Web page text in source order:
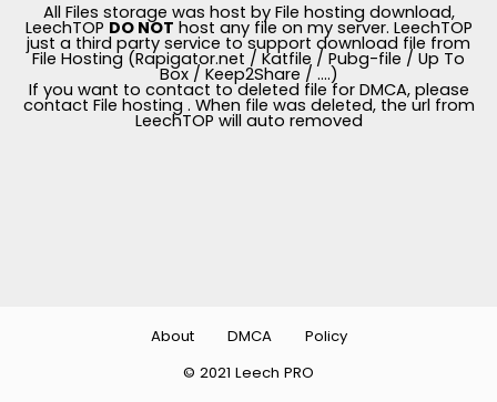
All Files storage was host by File hosting download,
LeechTOP DO NOT host any file on my server. LeechTOP
just a third party service to support download file from
File Hosting (Rapigator.net / Katfile / Pubg-file / Up To
Box / Keep2Share / ....)
If you want to contact to deleted file for DMCA, please
contact File hosting . When file was deleted, the url from
LeechTOP will auto removed
© 2021 Leech PRO
About DMCA Policy